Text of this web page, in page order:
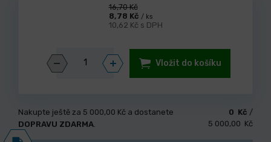
16,70 Kč
8,78 Kč / ks
10,62 Kč s DPH
Vložit do košíku
Nakupte ještě za 5 000,00 Kč a dostanete
DOPRAVU ZDARMA.
0 Kč /
5 000,00 Kč